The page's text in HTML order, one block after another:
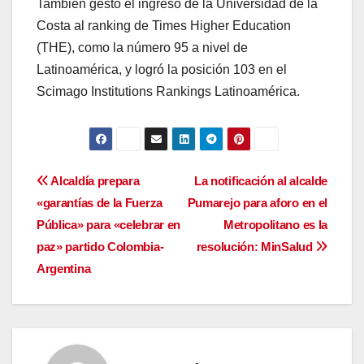
También gestó el ingreso de la Universidad de la
Costa al ranking de Times Higher Education
(THE), como la número 95 a nivel de
Latinoamérica, y logró la posición 103 en el
Scimago Institutions Rankings Latinoamérica.
Navegación
de
entradas
La notificación al alcalde
Pumarejo para aforo en el
Metropolitano es la
resolución: MinSalud
Alcaldía prepara
«garantías de la Fuerza
Pública» para «celebrar en
paz» partido Colombia-
Argentina